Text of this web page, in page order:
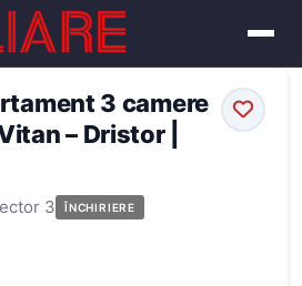
3 camere
– Dristor |
3 ÎNCHIRIERE